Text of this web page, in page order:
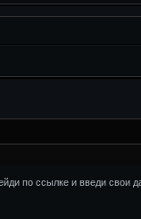
по ссылке и введи свои